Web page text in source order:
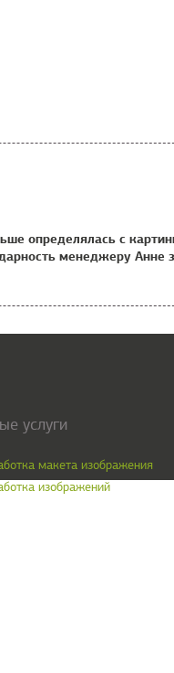
определялась с
менеджеру Анне
услуги
макета изображения
изображений